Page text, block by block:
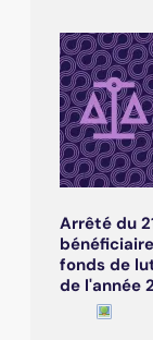
Arrêté du
fonds de
de l'année